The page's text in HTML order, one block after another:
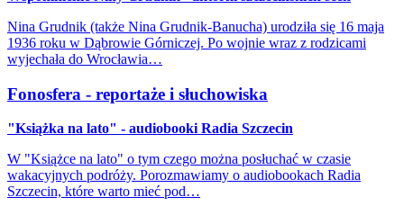
Nina Grudnik (także Nina Grudnik-Banucha) urodziła się 16 maja
1936 roku w Dąbrowie Górniczej. Po wojnie wraz z rodzicami
wyjechała do Wrocławia…
Fonosfera - reportaże i słuchowiska
"Książka na lato" - audiobooki Radia Szczecin
W "Książce na lato" o tym czego można posłuchać w czasie
wakacyjnych podróży. Porozmawiamy o audiobookach Radia
Szczecin, które warto mieć pod…